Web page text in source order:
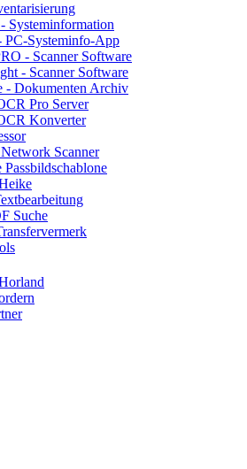
Systeminformation
PC-Systeminfo-App
- Scanner Software
- Scanner Software
- Dokumenten Archiv
Pro Server
Konverter
Scanner
Suche